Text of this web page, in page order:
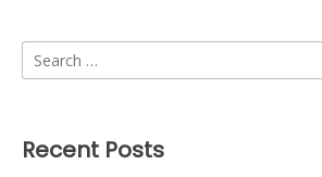
Search
for:
Recent Posts